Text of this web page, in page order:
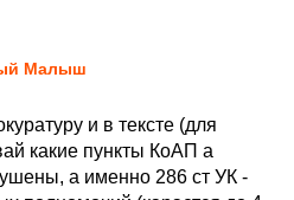
Малыш
и в тексте (для
какие пункты КоАП а
а именно 286 ст УК -